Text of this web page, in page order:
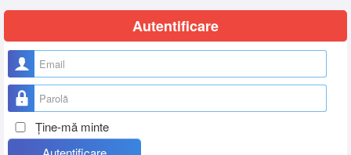
Autentificare
Nume utilizator
Parolă
Ţine-mă minte